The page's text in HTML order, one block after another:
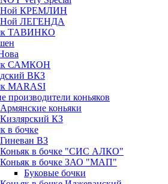
Ной КРЕМЛИН
Ной ЛЕГЕНДА
ТАВИНКО
САМКОН
ВКЗ
MARASI
производители коньяков
Армянские коньяки
Кизлярский КЗ
в бочке
Гиневан ВЗ
Коньяк в бочке "СИС АЛКО"
Коньяк в бочке ЗАО "МАП"
Буковые бочки